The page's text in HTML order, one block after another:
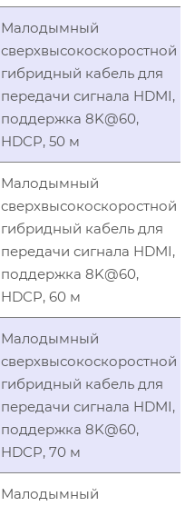
Малодымный
сверхвысокоскоростной
гибридный кабель для
передачи сигнала HDMI,
поддержка 8K@60,
HDCP, 50 м
Малодымный
сверхвысокоскоростной
гибридный кабель для
передачи сигнала HDMI,
поддержка 8K@60,
HDCP, 60 м
Малодымный
сверхвысокоскоростной
гибридный кабель для
передачи сигнала HDMI,
поддержка 8K@60,
HDCP, 70 м
Малодымный